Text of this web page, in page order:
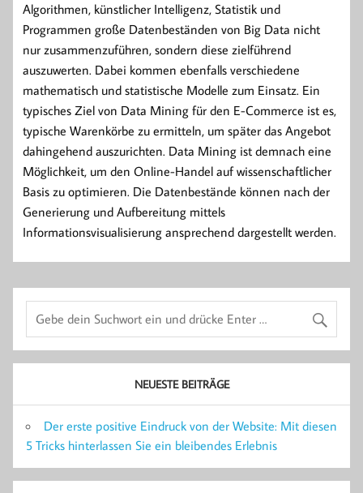
Algorithmen, künstlicher Intelligenz, Statistik und
Programmen große Datenbeständen von Big Data nicht
nur zusammenzuführen, sondern diese zielführend
auszuwerten. Dabei kommen ebenfalls verschiedene
mathematisch und statistische Modelle zum Einsatz. Ein
typisches Ziel von Data Mining für den E-Commerce ist es,
typische Warenkörbe zu ermitteln, um später das Angebot
dahingehend auszurichten. Data Mining ist demnach eine
Möglichkeit, um den Online-Handel auf wissenschaftlicher
Basis zu optimieren. Die Datenbestände können nach der
Generierung und Aufbereitung mittels
Informationsvisualisierung ansprechend dargestellt werden.
NEUESTE BEITRÄGE
Der erste positive Eindruck von der Website: Mit diesen
5 Tricks hinterlassen Sie ein bleibendes Erlebnis